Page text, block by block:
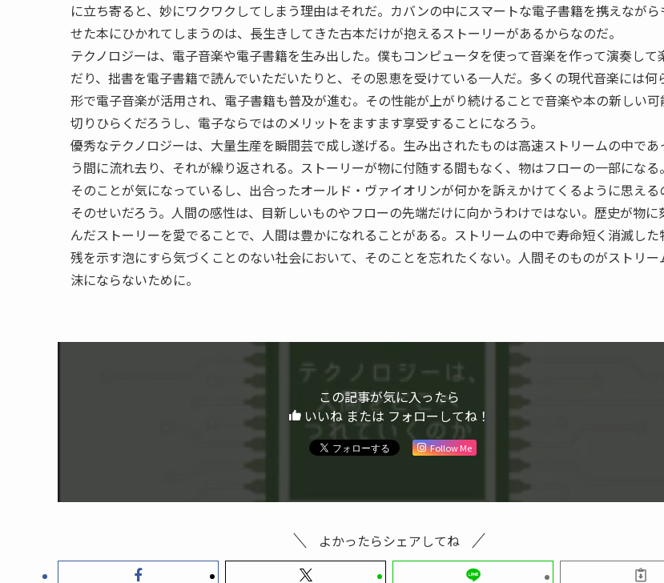
に立ち寄ると、妙にワクワクしてしまう理由はそれだ。カバンの中にスマートな電子書籍を携えながら
せた本にひかれてしまうのは、長生きしてきた古本だけが抱えるストーリーがあるからなのだ。
テクノロジーは、電子音楽や電子書籍を生み出した。僕もコンピュータを使って音楽を作って演奏して
だり、拙書を電子書籍で読んでいただいたりと、その恩恵を受けている一人だ。多くの現代音楽には何
形で電子音楽が活用され、電子書籍も普及が進む。その性能が上がり続けることで音楽や本の新しい可
切りひらくだろうし、電子ならではのメリットをますます享受することになろう。
優秀なテクノロジーは、大量生産を瞬間芸で成し遂げる。生み出されたものは高速ストリームの中であ
う間に流れ去り、それが繰り返される。ストーリーが物に付随する間もなく、物はフローの一部になる
そのことが気になっているし、出合ったオールド・ヴァイオリンが何かを訴えかけてくるように思える
そのせいだろう。人間の感性は、目新しいものやフローの先端だけに向かうわけではない。歴史が物に
んだストーリーを愛でることで、人間は豊かになれることがある。ストリームの中で寿命短く消滅した
残を示す泡にすら気づくことのない社会において、そのことを忘れたくない。人間そのものがストリー
沫にならないために。
この記事が気に入ったら
いいね または フォローしてね！
Follow Me
よかったらシェアしてね